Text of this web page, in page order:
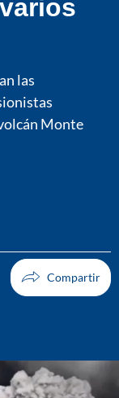
las
Monte